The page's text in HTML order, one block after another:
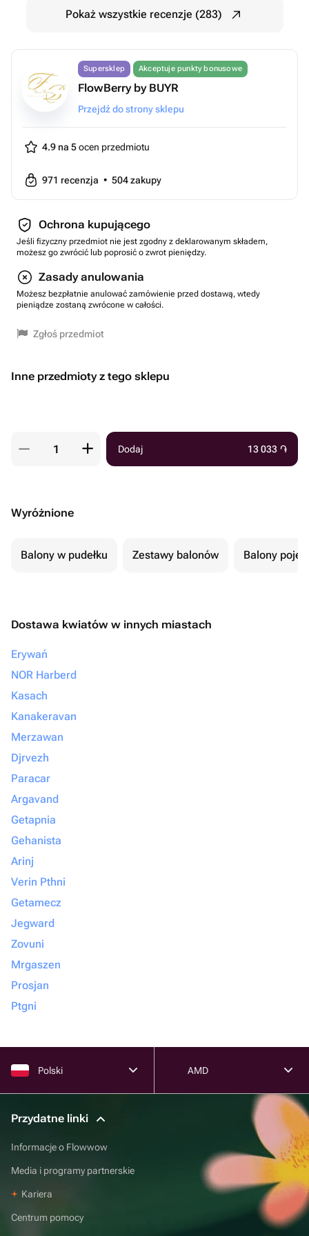
Pokaż wszystkie recenzje (283)
Supersklep Akceptuje punkty bonusowe
FlowBerry by BUYR
Przejdź do strony sklepu
4.9 na 5ocen przedmiotu
971 recenzja • 504zakupy
Ochrona kupującego
Jeśli fizyczny przedmiot nie jest zgodny z deklarowanym składem,
możesz go zwrócić lub poprosić o zwrot pieniędzy.
Zasady anulowania
Możesz bezpłatnie anulować zamówienie przed dostawą, wtedy
pieniądze zostaną zwrócone w całości.
Zgłoś przedmiot
Inne przedmioty z tego sklepu
Dodaj 13 033 ֏
Wyróżnione
Balony w pudełku Zestawy balonów Balony
Dostawa kwiatów w innych miastach
Erywań
NOR Harberd
Kasach
Kanakeravan
Merzawan
Djrvezh
Paracar
Argavand
Getapnia
Gehanista
Arinj
Verin Pthni
Getamecz
Jegward
Zovuni
Mrgaszen
Prosjan
Ptgni
Polski AMD
Przydatne linki
Informacje o Flowwow
Media i programy partnerskie
Kariera
Centrum pomocy